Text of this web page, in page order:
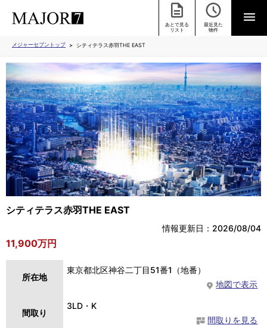
あとで見る
リスト
最近見た
物件
メジャーセブントップ シティテラス赤羽THE EAST
シティテラス赤羽THE EAST
情報更新日：2026/08/04
11,900万円
所在地
東京都北区神谷二丁目51番1（地番）
地図で表示
間取り
3LD・K
間取りを見る